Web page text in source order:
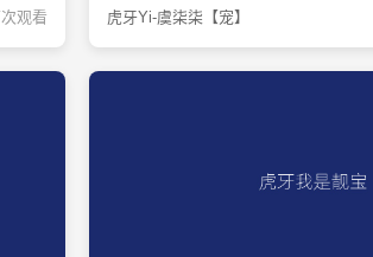
观看 虎牙Yi-虞柒柒【宠】